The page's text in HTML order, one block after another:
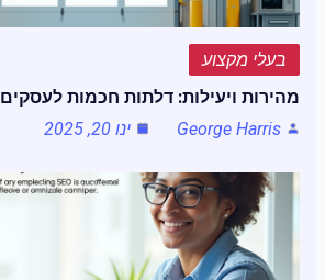
בעלי מקצוע
מהירות ויעילות: דלתות חכמות לעסקים
George Harris
ינו 20, 2025